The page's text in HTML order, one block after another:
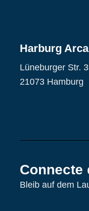
Harburg
Lüneburger Str.
21073 Hamburg
Connecte
Bleib auf dem